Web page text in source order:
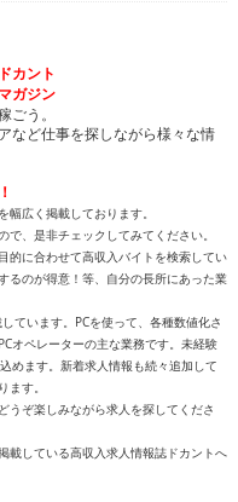
カント
ガジン
う。
など仕事を探しながら様々な情
幅広く掲載しております。
、是非チェックしてみてください。
的に合わせて高収入バイトを検索してい
るのが得意！等、自分の長所にあった業
ています。PCを使って、各種数値化さ
オペレーターの主な業務です。未経験
めます。新着求人情報も続々追加して
す。
うぞ楽しみながら求人を探してくださ
載している高収入求人情報誌ドカントへ